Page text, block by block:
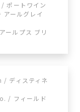
ポートワイン
アールグレイ
ルプス ブリ
ディスティネ
/ フィールド